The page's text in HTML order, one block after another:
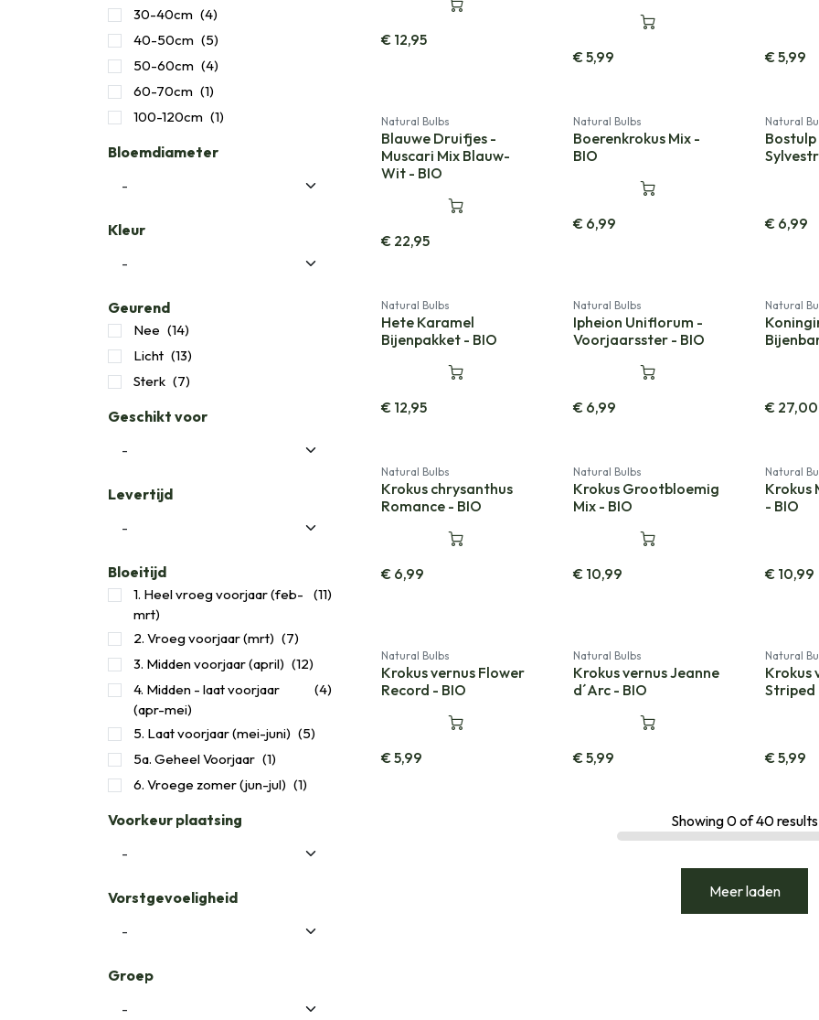
30-40cm (4)
40-50cm (5)
50-60cm (4)
60-70cm (1)
100-120cm (1)
Bloemdiameter
Kleur
Geurend
Nee (14)
Licht (13)
Sterk (7)
Geschikt voor
Levertijd
Bloeitijd
1. Heel vroeg voorjaar (feb-
mrt)
(11)
2. Vroeg voorjaar (mrt) (7)
3. Midden voorjaar (april) (12)
​4. Midden - laat voorjaar
(apr-mei)
(4)
5. Laat voorjaar (mei-juni) (5)
5a. Geheel Voorjaar (1)
6. Vroege zomer (jun-jul) (1)
Voorkeur plaatsing
Vorstgevoeligheid
Groep
€ 12,95
€5,99 €5,99
Natural Bulbs
Blauwe Druifjes -
Muscari Mix Blauw-
Wit - BIO
€ 22,95
Natural Bulbs
Boerenkrokus Mix -
BIO
€ 6,99
Natural
Bostulp
€ 6,99
Natural Bulbs
Hete Karamel
Bijenpakket - BIO
€ 12,95
Natural Bulbs
Ipheion Uniflorum -
Voorjaarsster - BIO
€ 6,99
Natural
€ 27,00
Natural Bulbs
Krokus chrysanthus
Romance - BIO
€ 6,99
Natural Bulbs
Krokus Grootbloemig
Mix - BIO
€ 10,99
Natural
Krokus
- BIO
€ 10,99
Natural Bulbs
Krokus vernus Flower
Record - BIO
€5,99
Natural Bulbs
Krokus vernus Jeanne
d´Arc - BIO
€5,99
Natural
Krokus
Striped
€5,99
Showing0of40results
Meer laden